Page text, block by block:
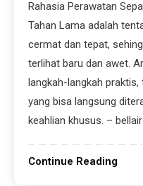
Rahasia Perawatan
Tahan Lama adalah
cermat dan tepat,
terlihat baru dan awet.
langkah-langkah
yang bisa langsung
keahlian khusus. –
Continue Reading